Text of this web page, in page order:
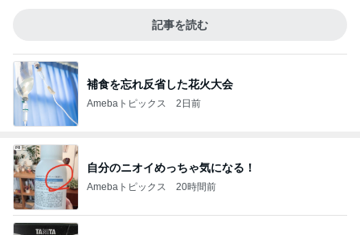
記事を読む
補食を忘れ反省した花火大会
Amebaトピックス 2日前
自分のニオイめっちゃ気になる！
Amebaトピックス 20時間前